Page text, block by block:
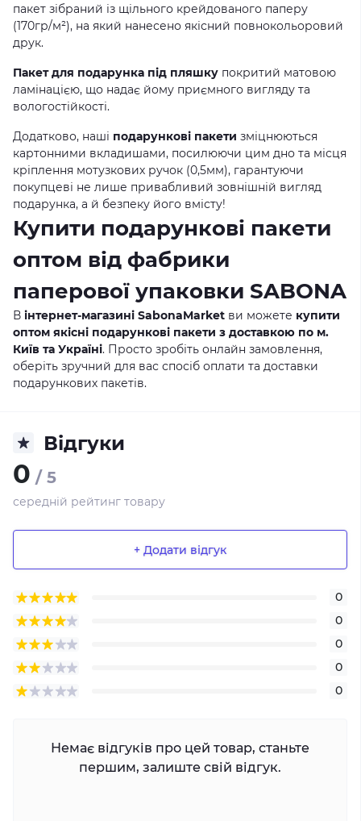
пакет зібраний із щільного крейдованого паперу
(170гр/м²), на який нанесено якісний повнокольоровий
друк.
Пакет для подарунка під пляшку покритий матовою
ламінацією, що надає йому приємного вигляду та
вологостійкості.
Додатково, наші подарункові пакети зміцнюються
картонними вкладишами, посилюючи цим дно та місця
кріплення мотузкових ручок (0,5мм), гарантуючи
покупцеві не лише привабливий зовнішній вигляд
подарунка, а й безпеку його вмісту!
Купити подарункові пакети
оптом від фабрики
паперової упаковки SABONA
В інтернет-магазині SabonaMarket ви можете купити
оптом якісні подарункові пакети з доставкою по м.
Київ та Україні. Просто зробіть онлайн замовлення,
оберіть зручний для вас спосіб оплати та доставки
подарункових пакетів.
Відгуки
0 / 5
середній рейтинг товару
+ Додати відгук
0
0
0
0
0
Немає відгуків про цей товар, станьте
першим, залиште свій відгук.